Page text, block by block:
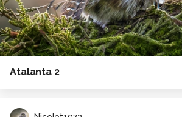
Atalanta 2